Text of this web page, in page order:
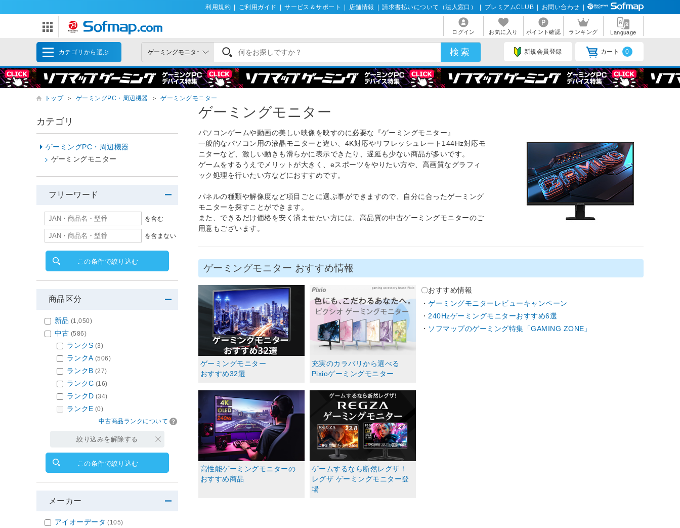
利用規約 ご利用ガイド サービス＆サポート 店舗情報 請求書払いについて（法人窓口） プレミアムCLUB お問い合わせ
ログイン お気に入り ポイント確認 ランキング Language
カテゴリから選ぶ 新規会員登録 カート 0
トップ ＞ ゲーミングPC・周辺機器 ＞ ゲーミングモニター
ゲーミングモニター
パソコンゲームや動画の美しい映像を映すのに必要な『ゲーミングモニター』
一般的なパソコン用の液晶モニターと違い、4K対応やリフレッシュレート144Hz対応モ
ニターなど、激しい動きも滑らかに表示できたり、遅延も少ない商品が多いです。
ゲームをするうえでメリットが大きく、eスポーツをやりたい方や、高画質なグラフィ
ック処理を行いたい方などにおすすめです。
パネルの種類や解像度など項目ごとに選ぶ事ができますので、自分に合ったゲーミング
モニターを探すことができます。
また、できるだけ価格を安く済ませたい方には、高品質の中古ゲーミングモニターのご
用意もございます。
ゲーミングモニター おすすめ情報
ゲーミングモニター
おすすめ32選
充実のカラバリから選べる
Pixioゲーミングモニター
高性能ゲーミングモニターの
おすすめ商品
ゲームするなら断然レグザ！
レグザ ゲーミングモニター登
場
〇おすすめ情報
ゲーミングモニターレビューキャンペーン
240Hzゲーミングモニターおすすめ6選
ソフマップのゲーミング特集「GAMING ZONE」
カテゴリ
ゲーミングPC・周辺機器
ゲーミングモニター
フリーワード
を含む
を含まない
この条件で絞り込む
商品区分
新品 (1,050)
中古 (586)
ランクS (3)
ランクA (506)
ランクB (27)
ランクC (16)
ランクD (34)
ランクE (0)
中古商品ランクについて
絞り込みを解除する
この条件で絞り込む
メーカー
アイオーデータ (105)